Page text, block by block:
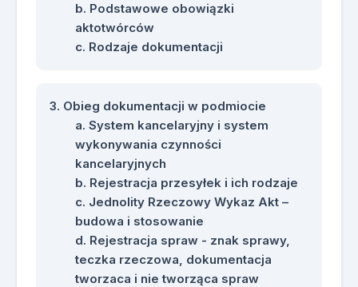
Podstawowe obowiązki
aktotwórców
Rodzaje dokumentacji
Obieg dokumentacji w podmiocie
System kancelaryjny i system
wykonywania czynności
kancelaryjnych
Rejestracja przesyłek i ich rodzaje
Jednolity Rzeczowy Wykaz Akt –
budowa i stosowanie
Rejestracja spraw - znak sprawy,
teczka rzeczowa, dokumentacja
tworzaca i nie tworząca spraw